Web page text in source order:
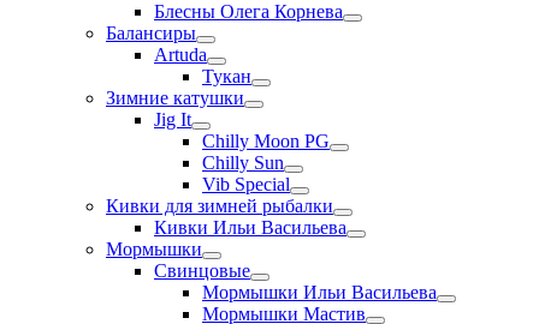
Блесны Олега Корнева
Балансиры
Artuda
Тукан
Зимние катушки
Jig It
Chilly Moon PG
Chilly Sun
Vib Special
Кивки для зимней рыбалки
Кивки Ильи Васильева
Мормышки
Свинцовые
Мормышки Ильи Васильева
Мормышки Мастив